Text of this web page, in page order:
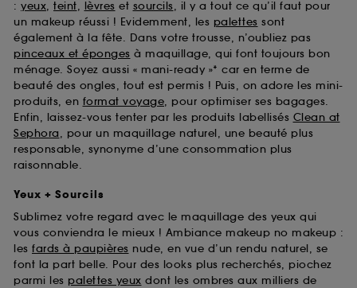
: yeux, teint, lèvres et sourcils, il y a tout ce qu’il faut pour
un makeup réussi ! Evidemment, les palettes sont
également à la fête. Dans votre trousse, n’oubliez pas
pinceaux et éponges à maquillage, qui font toujours bon
ménage. Soyez aussi « mani-ready »* car en terme de
beauté des ongles, tout est permis ! Puis, on adore les mini-
produits, en format voyage, pour optimiser ses bagages.
Enfin, laissez-vous tenter par les produits labellisés Clean at
Sephora, pour un maquillage naturel, une beauté plus
responsable, synonyme d’une consommation plus
raisonnable.
Yeux + Sourcils
Sublimez votre regard avec le maquillage des yeux qui
vous conviendra le mieux ! Ambiance makeup no makeup :
les fards à paupières nude, en vue d’un rendu naturel, se
font la part belle. Pour des looks plus recherchés, piochez
parmi les palettes yeux dont les ombres aux milliers de